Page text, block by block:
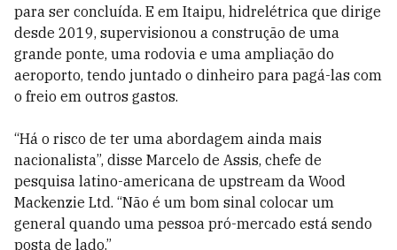
para ser concluída. E em Itaipu, hidrelétrica que dirige
desde 2019, supervisionou a construção de uma
grande ponte, uma rodovia e uma ampliação do
aeroporto, tendo juntado o dinheiro para pagá-las com
o freio em outros gastos.
“Há o risco de ter uma abordagem ainda mais
nacionalista”, disse Marcelo de Assis, chefe de
pesquisa latino-americana de upstream da Wood
Mackenzie Ltd. “Não é um bom sinal colocar um
general quando uma pessoa pró-mercado está sendo
posta de lado.”